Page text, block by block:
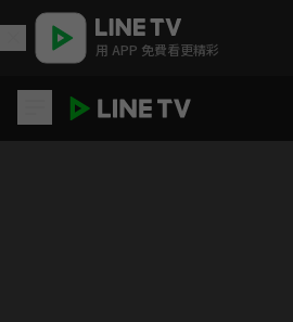
用 APP 免費看更精彩